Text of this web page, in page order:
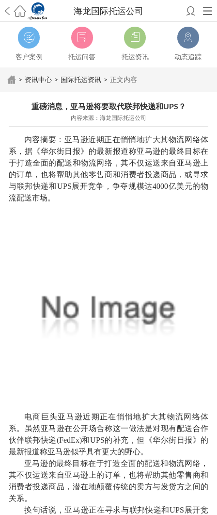
海龙国际托运公司
希望邮寄国际包裹顺利，从广州市国际快递邮寄到新西兰哪个公司好？
澳洲海运搬家回广州报关清关要怎么做？注意事项有哪些？
青岛市国际
搬家服务到美国，搬家公司有哪些搬家方案？大连市国际搬家服务到中
国台湾是一种怎样的体验？有人分享搬家经历吗？
从长沙市国际快递邮
寄到韩国有哪些国际快递方式？用哪种好？
法有哪些？具体怎么操作？ 国际搬家：家具海运到奥克兰怎么样能省
影响国际搬家吗？上海搬家到新西兰旺格雷有点不一样北京私人物品运
输到澳大利亚，移民如何跨国搬家？上海移民搬家到塞浦路斯，国际搬
从秦皇岛市托运到美国从重庆市托运到美国从上海市托运到澳大利亚从
张家界市托运到美国从厦门市托运到美国从张家界市托运到美国 从上海
市搬家到英国 从南京市搬家到加拿大 从大连市搬家到英国从佛山市搬家
到美国 从北京市搬家到西班牙从广州市搬家到比利时
客户案例 托运问答 托运资讯 动态追踪
> 资讯中心 > 国际托运资讯 > 正文内容
重磅消息，亚马逊将要取代联邦快递和UPS？
内容来源：海龙国际托运公司
内容摘要：亚马逊近期正在悄悄地扩大其物流网络体
系，据《华尔街日报》的最新报道称亚马逊的最终目标在
于打造全面的配送和物流网络，其不仅运送来自亚马逊上
的订单，也将帮助其他零售商和消费者投递商品，或寻求
与联邦快递和UPS展开竞争，争夺规模达4000亿美元的物
流配送市场。
电商巨头亚马逊近期正在悄悄地扩大其物流网络体
系。虽然亚马逊在公开场合称这一做法是对现有配送合作
伙伴联邦快递(FedEx)和UPS的补充，但《华尔街日报》的
最新报道称亚马逊似乎具有更大的野心。
亚马逊的最终目标在于打造全面的配送和物流网络，
其不仅运送来自亚马逊上的订单，也将帮助其他零售商和
消费者投递商品，潜在地颠覆传统的卖方与发货方之间的
关系。
换句话说，亚马逊正在寻求与联邦快递和UPS展开竞